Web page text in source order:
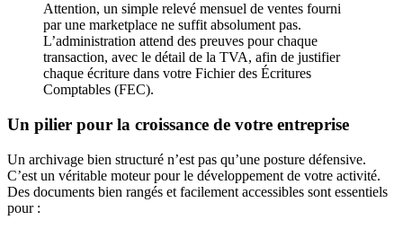
Attention, un simple relevé mensuel de ventes fourni
par une marketplace ne suffit absolument pas.
L’administration attend des preuves pour chaque
transaction, avec le détail de la TVA, afin de justifier
chaque écriture dans votre Fichier des Écritures
Comptables (FEC).
Un pilier pour la croissance de votre entreprise
Un archivage bien structuré n’est pas qu’une posture défensive.
C’est un véritable moteur pour le développement de votre activité.
Des documents bien rangés et facilement accessibles sont essentiels
pour :